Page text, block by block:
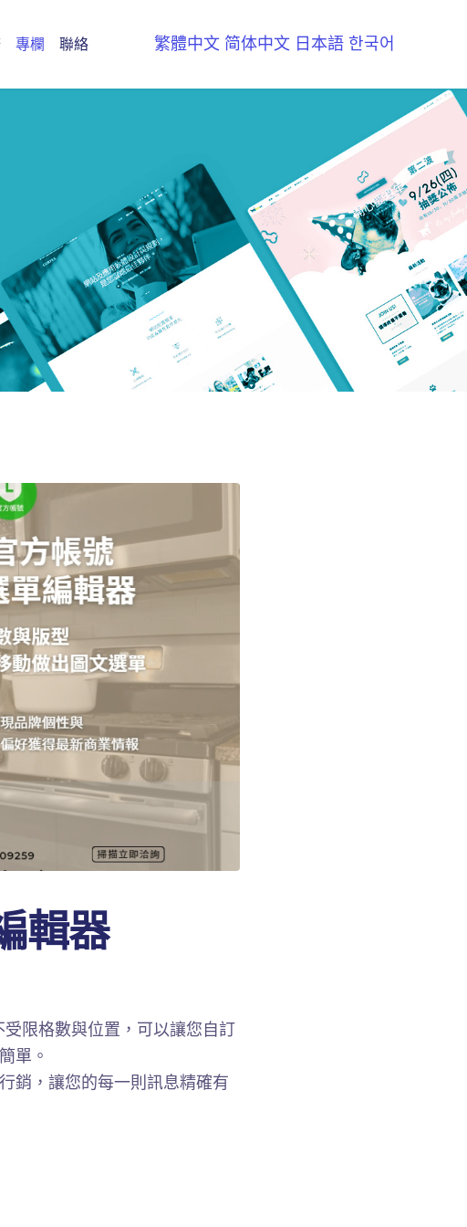
專欄 聯絡 繁體中文 简体中文 日本語 한국어
輯器
限格數與位置，可以讓您自訂
單。
銷，讓您的每一則訊息精確有